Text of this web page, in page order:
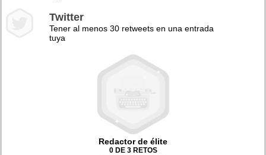
Twitter
Tener al menos 30 retweets en una entrada
tuya
Redactor de élite
0 DE 3 RETOS